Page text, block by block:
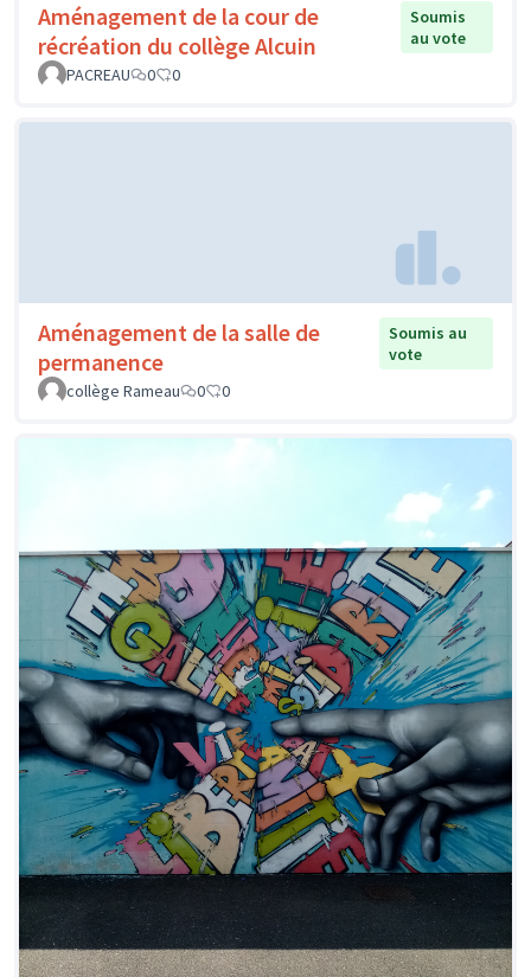
Aménagement de la cour de
récréation du collège Alcuin
Soumis
au vote
PACREAU
0 0
Aménagement de la salle de
permanence
Soumis au
vote
collège Rameau
0 0